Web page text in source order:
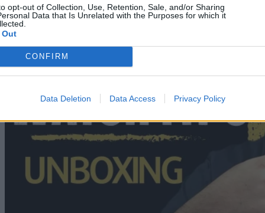
opt-out of Collection, Use, Retention, Sale, and/or Sharing
Data that Is Unrelated with the Purposes for which it
CONFIRM
Data Deletion Data Access Privacy Policy